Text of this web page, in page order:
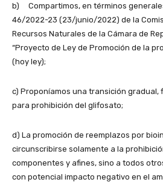
b) Compartimos, en términos
46/2022-23 (23/junio/2022) de la
Recursos Naturales de la Cámara de
“Proyecto de Ley de Promoción de la
(hoy ley);
c) Proponíamos una transición gradual,
para prohibición del glifosato;
d) La promoción de reemplazos por
circunscribirse solamente a la
componentes y afines, sino a todos
con potencial impacto negativo en el